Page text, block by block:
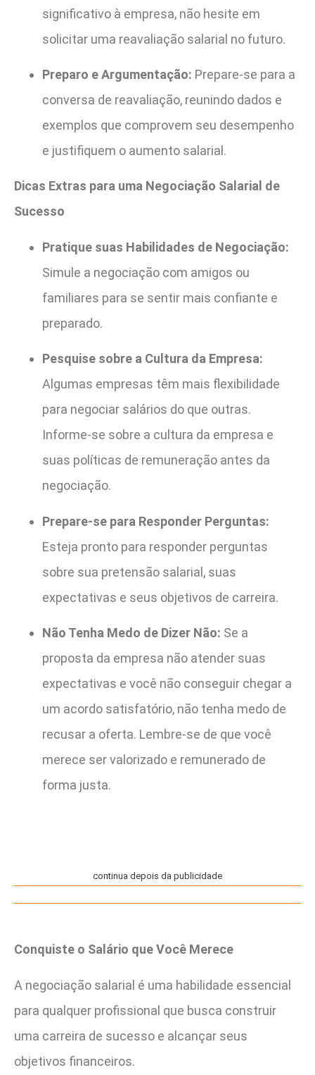
significativo à empresa, não hesite em
solicitar uma reavaliação salarial no futuro.
Preparo e Argumentação: Prepare-se para a
conversa de reavaliação, reunindo dados e
exemplos que comprovem seu desempenho
e justifiquem o aumento salarial.
Dicas Extras para uma Negociação Salarial de
Sucesso
Pratique suas Habilidades de Negociação:
Simule a negociação com amigos ou
familiares para se sentir mais confiante e
preparado.
Pesquise sobre a Cultura da Empresa:
Algumas empresas têm mais flexibilidade
para negociar salários do que outras.
Informe-se sobre a cultura da empresa e
suas políticas de remuneração antes da
negociação.
Prepare-se para Responder Perguntas:
Esteja pronto para responder perguntas
sobre sua pretensão salarial, suas
expectativas e seus objetivos de carreira.
Não Tenha Medo de Dizer Não: Se a
proposta da empresa não atender suas
expectativas e você não conseguir chegar a
um acordo satisfatório, não tenha medo de
recusar a oferta. Lembre-se de que você
merece ser valorizado e remunerado de
forma justa.
continua depois da publicidade
Conquiste o Salário que Você Merece
A negociação salarial é uma habilidade essencial
para qualquer profissional que busca construir
uma carreira de sucesso e alcançar seus
objetivos financeiros.